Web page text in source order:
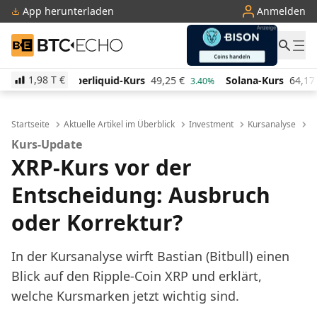
App herunterladen Anmelden
BTC-ECHO
1,98 T €
Kurs 49,25 3.40% Solana-Kurs 64,17 € 0.50% TRON-Kurs
Startseite Aktuelle Artikel im Überblick Investment Kursanalyse
Kurs-Update
XRP-Kurs vor der
Entscheidung: Ausbruch
oder Korrektur?
In der Kursanalyse wirft Bastian (Bitbull) einen
Blick auf den Ripple-Coin XRP und erklärt,
welche Kursmarken jetzt wichtig sind.